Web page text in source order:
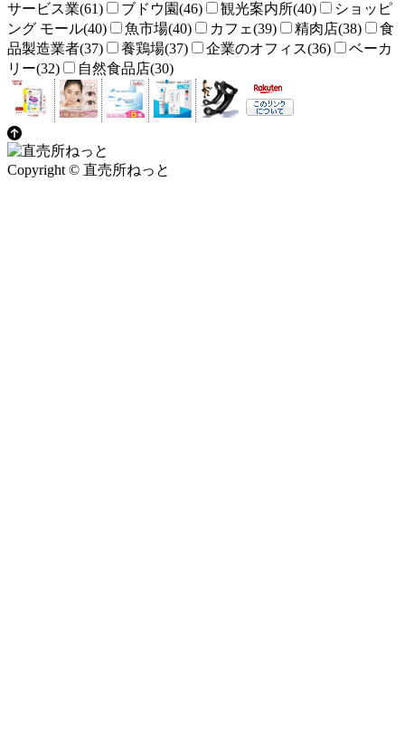
サービス業(61)
ブドウ園(46) 観光案内所(40)
ショッピ
ング モール(40)
魚市場(40) カフェ(39) 精肉店(38)
食
品製造業者(37)
養鶏場(37) 企業のオフィス(36)
ベーカ
リー(32)
自然食品店(30)
Copyright © 直売所ねっと